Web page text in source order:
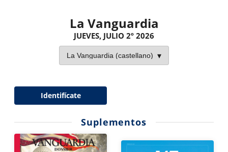
La Vanguardia
JUEVES, JULIO 2º 2026
Identifícate
Suplementos